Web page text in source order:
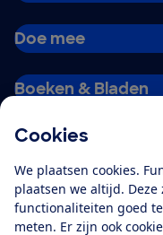
Cookies
We plaatsen cookies.
plaatsen we altijd.
functionaliteiten goed
meten. Er zijn ook
Doe mee
Boeken & Bladen
Alles